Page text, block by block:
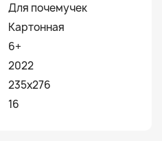
Для почемучек
Картонная
6+
2022
235x276
16